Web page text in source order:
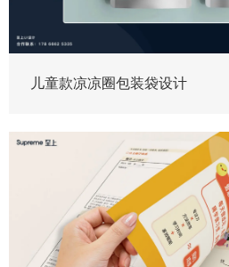
儿童款凉凉圈包装袋设计